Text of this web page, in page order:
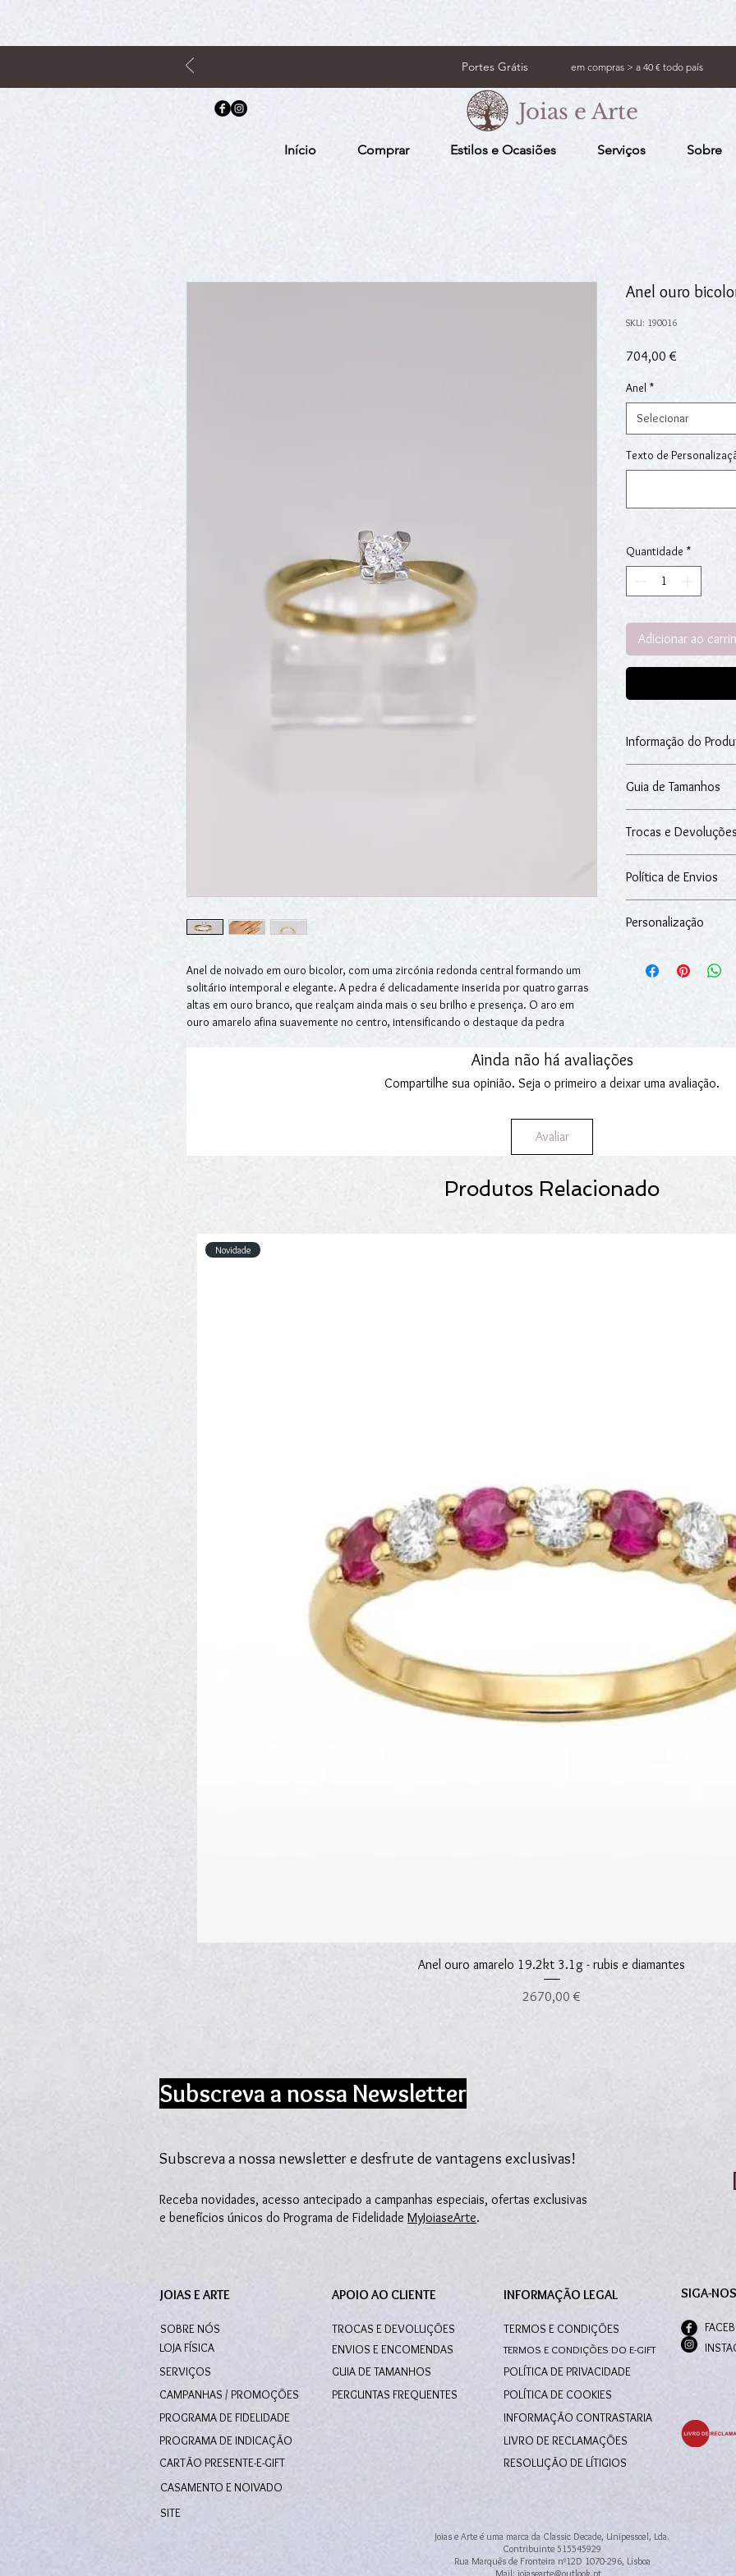
Portes Grátis em compras > a 40 € todo país
Joias e Arte
Início Comprar Estilos e Ocasiões Serviços Sobre
Anel de noivado em ouro bicolor, com uma zircónia redonda central formando um
solitário intemporal e elegante. A pedra é delicadamente inserida por quatro garras
altas em ouro branco, que realçam ainda mais o seu brilho e presença. O aro em
ouro amarelo afina suavemente no centro, intensificando o destaque da pedra
sofisticado e harmonioso. Uma joia clássica e requintada, perfeita para celebrar o
Anel ouro
SKU: 190016
704,00 €
Anel *
Selecionar
Texto de
Quantidade *
Adicionar ao
Informação do
solitário.
Ouro: 9kt
Peso: 2.5g
Guia de Tamanhos
Trocas e Devoluções
14 dias seguidos para
adquiridos na loja
Para mais
Política de Envios
excluindo-se
Para mais
Personalização
especial.
para os produtos em
aplica aos produtos
Ainda não há avaliações
Compartilhe sua opinião. Seja o primeiro a deixar uma avaliação.
Avaliar
Produtos Relacionado
Visualização rápida
Novidade
Anel ouro amarelo 19.2kt 3.1g - rubis e diamantes
Preço
2670,00 €
Subscreva a nossa Newsletter
Subscreva a nossa newsletter e desfrute de vantagens exclusivas!
Receba novidades, acesso antecipado a campanhas especiais, ofertas exclusivas
e benefícios únicos do Programa de Fidelidade MyJoiaseArte.
JOIAS E ARTE
SOBRE NÓS
LOJA FÍSICA
SERVIÇOS
CAMPANHAS / PROMOÇÕES
PROGRAMA DE FIDELIDADE
PROGRAMA DE INDICAÇÃO
CARTÃO PRESENTE-E-GIFT
CASAMENTO E NOIVADO
SITE
APOIO AO CLIENTE
TROCAS E DEVOLUÇÕES
ENVIOS E ENCOMENDAS
GUIA DE TAMANHOS
PERGUNTAS FREQUENTES
INFORMAÇÃO LEGAL
TERMOS E CONDIÇÕES
TERMOS E CONDIÇÕES DO E-GIFT
POLÍTICA DE PRIVACIDADE
POLÍTICA DE COOKIES
INFORMAÇÃO CONTRASTARIA
LIVRO DE RECLAMAÇÕES
RESOLUÇÃO DE LÍTIGIOS
SIGA-NOS
Joias e Arte é uma marca da Classic Decade, Unipessoal, Lda.
Contribuinte 515545929
Rua Marquês de Fronteira nº12D 1070-296, Lisboa
Mail: joiasearte@outlook.pt